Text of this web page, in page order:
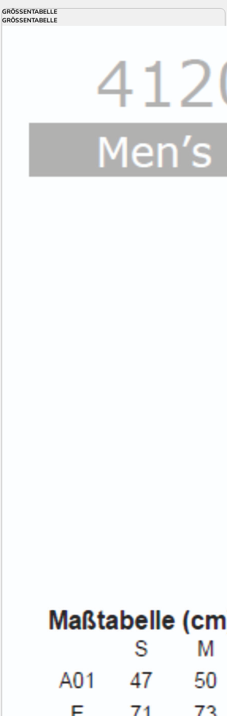
GRÖSSENTABELLE
GRÖSSENTABELLE